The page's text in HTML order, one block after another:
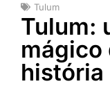
Tulum
Tulum:
mágico
história